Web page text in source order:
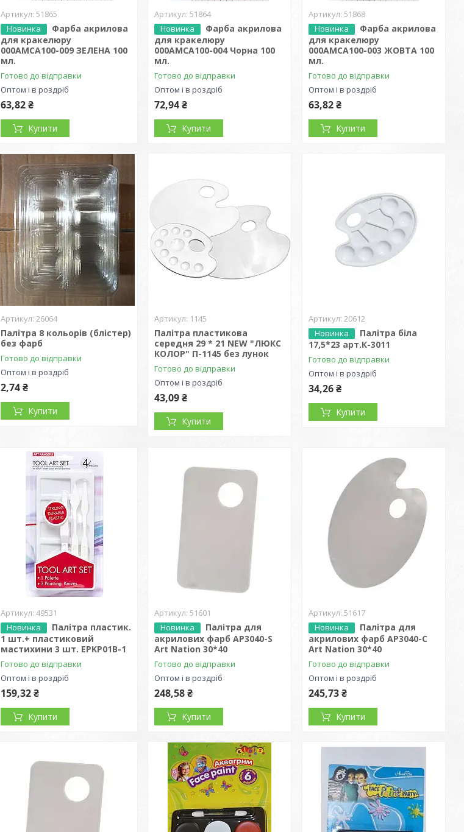
51865
Новинка
Фарба акрилова
для кракелюру
000АМСА100-009 ЗЕЛЕНА 100
мл.
Готово до відправки
Оптом і в роздріб
63,82 ₴
Купити
51864
Новинка
Фарба акрилова
для кракелюру
000АМСА100-004 Чорна 100
мл.
Готово до відправки
Оптом і в роздріб
72,94 ₴
Купити
51868
Новинка
Фарба акрилова
для кракелюру
000АМСА100-003 ЖОВТА 100
мл.
Готово до відправки
Оптом і в роздріб
63,82 ₴
Купити
26064
Палітра 8 кольорів (блістер)
без фарб
Готово до відправки
Оптом і в роздріб
2,74 ₴
Купити
1145
Палітра пластикова
середня 29 * 21 NEW "ЛЮКС
КОЛОР" П-1145 без лунок
Готово до відправки
Оптом і в роздріб
43,09 ₴
Купити
20612
Новинка
Палітра біла
17,5*23 арт.К-3011
Готово до відправки
Оптом і в роздріб
34,26 ₴
Купити
49531
Новинка
Палітра пластик.
1 шт.+ пластиковий
мастихини 3 шт. EPKP01B-1
Готово до відправки
Оптом і в роздріб
159,32 ₴
Купити
51601
Новинка
Палітра для
акрилових фарб AP3040-S
Art Nation 30*40
Готово до відправки
Оптом і в роздріб
248,58 ₴
Купити
51617
Новинка
Палітра для
акрилових фарб AP3040-C
Art Nation 30*40
Готово до відправки
Оптом і в роздріб
245,73 ₴
Купити